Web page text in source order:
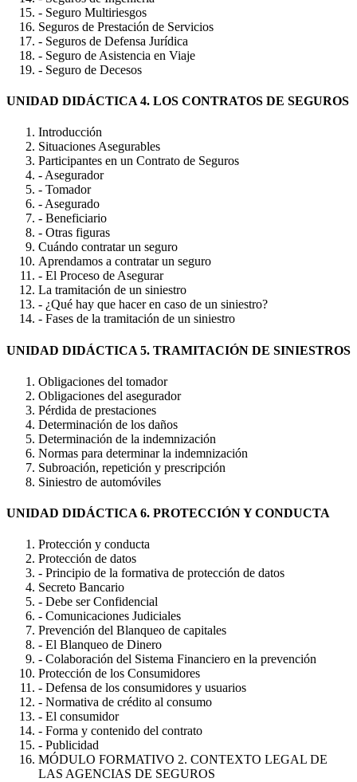
- Seguro Multiriesgos
Seguros de Prestación de Servicios
- Seguros de Defensa Jurídica
- Seguro de Asistencia en Viaje
- Seguro de Decesos
UNIDAD DIDÁCTICA 4. LOS CONTRATOS DE SEGUROS
Introducción
Situaciones Asegurables
Participantes en un Contrato de Seguros
- Asegurador
- Tomador
- Asegurado
- Beneficiario
- Otras figuras
Cuándo contratar un seguro
Aprendamos a contratar un seguro
- El Proceso de Asegurar
La tramitación de un siniestro
- ¿Qué hay que hacer en caso de un siniestro?
- Fases de la tramitación de un siniestro
UNIDAD DIDÁCTICA 5. TRAMITACIÓN DE SINIESTROS
Obligaciones del tomador
Obligaciones del asegurador
Pérdida de prestaciones
Determinación de los daños
Determinación de la indemnización
Normas para determinar la indemnización
Subroación, repetición y prescripción
Siniestro de automóviles
UNIDAD DIDÁCTICA 6. PROTECCIÓN Y CONDUCTA
Protección y conducta
Protección de datos
- Principio de la formativa de protección de datos
Secreto Bancario
- Debe ser Confidencial
- Comunicaciones Judiciales
Prevención del Blanqueo de capitales
- El Blanqueo de Dinero
- Colaboración del Sistema Financiero en la prevención
Protección de los Consumidores
- Defensa de los consumidores y usuarios
- Normativa de crédito al consumo
- El consumidor
- Forma y contenido del contrato
- Publicidad
MÓDULO FORMATIVO 2. CONTEXTO LEGAL DE
LAS AGENCIAS DE SEGUROS